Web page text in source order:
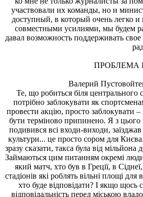
участвовали их команды, но и
доступный, в который очень легко
совместными усилиями, мы будем
давал возможность поддерживать
ПРОБЛЕМА
Валерий
Те, що робиться біля
потрібно заблокувати як
провести акцію, просто заблокувати
бути терміново припинено. Я з
подивився всі входи-виходи,
культури... це просто сором для
зразу сказати, такса була від мільйона
Займаються цим питанням окремі
який матч, хто був в Греції, в
стадіонів які роблять вільні площі
хто буде відповідати? І якщо щось
відповідальність перед міською